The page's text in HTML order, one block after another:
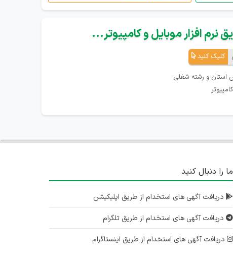
نرم افزار موبایل و کامپیوتر...
کلیک کنید
استان و رشته شغلی
ما را دنبال کنید
دریافت آگهی های استخدام از طریق اپلیکیشن
دریافت آگهی های استخدام از طریق تلگرام
دریافت آگهی های استخدام از طریق اینستاگرام